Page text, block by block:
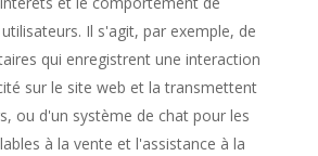
Il s'agit, par exemple, de
qui enregistrent une interaction
sur le site web et la transmettent
ou d'un système de chat pour les
à la vente et l'assistance à la